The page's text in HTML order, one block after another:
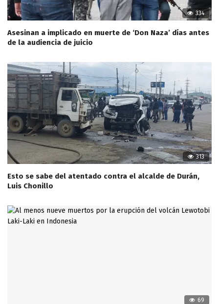
334
Asesinan a implicado en muerte de ‘Don Naza’ días antes
de la audiencia de juicio
313
Esto se sabe del atentado contra el alcalde de Durán,
Luis Chonillo
69